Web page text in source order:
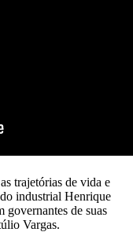
trajetórias de vida e
industrial Henrique
governantes de suas
Vargas.